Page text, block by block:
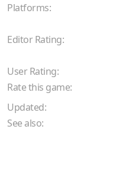
Platforms:
Editor Rating:
User Rating:
Rate this game:
Updated:
See also: